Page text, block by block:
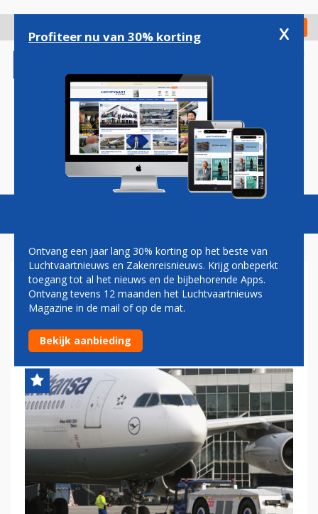
gaan
Check in
Magazine Podcasts Vacatures
LUFTHANSA GROUP WORDT
GENDERNEUTRAAL: GEEN
'DAMES EN HEREN' MEER
Profiteer nu van 30% korting x
Ontvang een jaar lang 30% korting op het beste van
Luchtvaartnieuws en Zakenreisnieuws. Krijg onbeperkt
toegang tot al het nieuws en de bijbehorende Apps.
Ontvang tevens 12 maanden het Luchtvaartnieuws
Magazine in de mail of op de mat.
Bekijk aanbieding